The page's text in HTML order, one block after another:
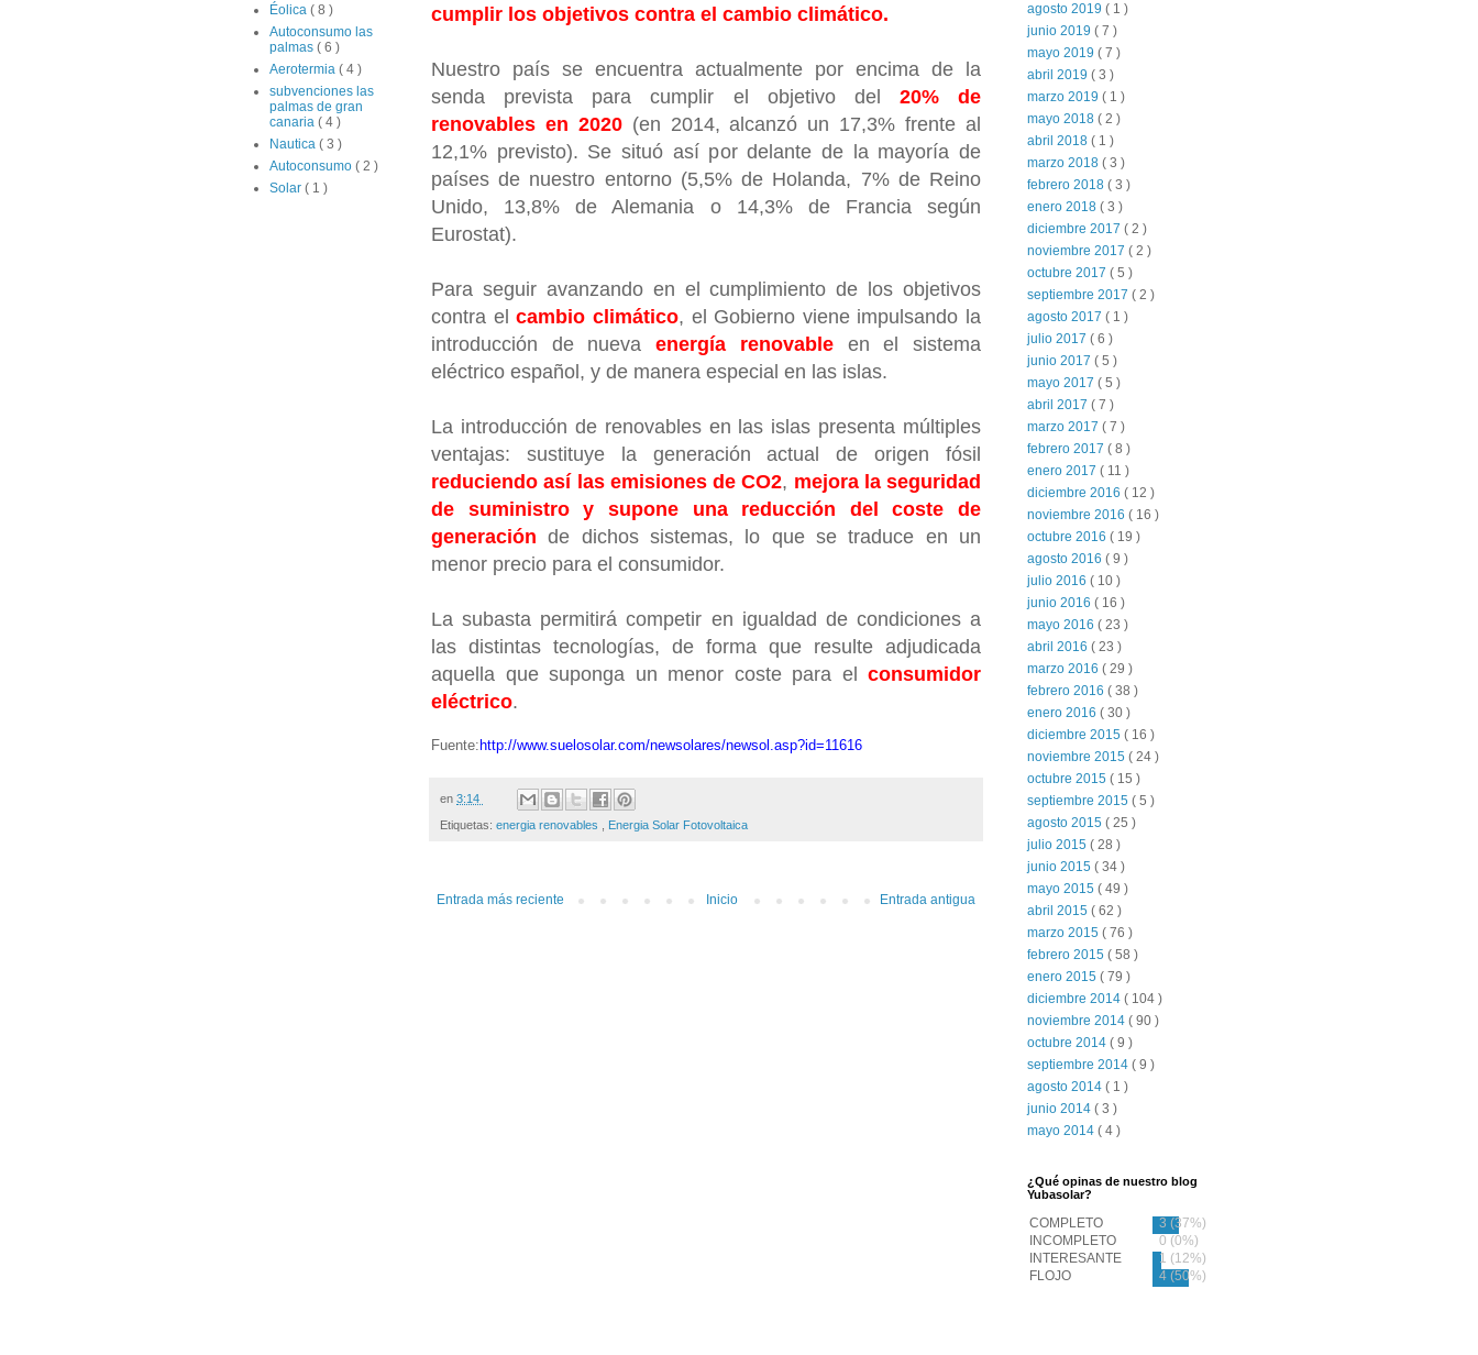
cumplir los objetivos contra el cambio climático.
Nuestro país se encuentra actualmente por encima de la
senda prevista para cumplir el objetivo del 20% de
renovables en 2020 (en 2014, alcanzó un 17,3% frente al
12,1% previsto). Se situó así por delante de la mayoría de
países de nuestro entorno (5,5% de Holanda, 7% de Reino
Unido, 13,8% de Alemania o 14,3% de Francia según
Eurostat).
Para seguir avanzando en el cumplimiento de los objetivos
contra elcambio climático, el Gobierno viene impulsando la
introducción de nuevaenergía renovableen el sistema
eléctrico español, y de manera especial en las islas.
La introducción de renovables en las islas presenta múltiples
ventajas: sustituye la generación actual de origen fósil
reduciendo así las emisiones de CO2, mejora la seguridad
de suministro y supone una reducción del coste de
generación de dichos sistemas, lo que se traduce en un
menor precio para el consumidor.
La subasta permitirá competir en igualdad de condiciones a
las distintas tecnologías, de forma que resulte adjudicada
aquella que suponga un menor coste para el consumidor
eléctrico.
Fuente: http://www.suelosolar.com/newsolares/newsol.asp?id=11616
en 3:14
Etiquetas: energia renovables , Energia Solar Fotovoltaica
Entrada más reciente Entrada antigua
Inicio
Éolica ( 8 )
Autoconsumo las
palmas ( 6 )
Aerotermia ( 4 )
subvenciones las
palmas de gran
canaria ( 4 )
Nautica ( 3 )
Autoconsumo ( 2 )
Solar ( 1 )
agosto 2019 ( 1 )
junio 2019 ( 7 )
mayo 2019 ( 7 )
abril 2019 ( 3 )
marzo 2019 ( 1 )
mayo 2018 ( 2 )
abril 2018 ( 1 )
marzo 2018 ( 3 )
febrero 2018 ( 3 )
enero 2018 ( 3 )
diciembre 2017 ( 2 )
noviembre 2017 ( 2 )
octubre 2017 ( 5 )
septiembre 2017 ( 2 )
agosto 2017 ( 1 )
julio 2017 ( 6 )
junio 2017 ( 5 )
mayo 2017 ( 5 )
abril 2017 ( 7 )
marzo 2017 ( 7 )
febrero 2017 ( 8 )
enero 2017 ( 11 )
diciembre 2016 ( 12 )
noviembre 2016 ( 16 )
octubre 2016 ( 19 )
agosto 2016 ( 9 )
julio 2016 ( 10 )
junio 2016 ( 16 )
mayo 2016 ( 23 )
abril 2016 ( 23 )
marzo 2016 ( 29 )
febrero 2016 ( 38 )
enero 2016 ( 30 )
diciembre 2015 ( 16 )
noviembre 2015 ( 24 )
octubre 2015 ( 15 )
septiembre 2015 ( 5 )
agosto 2015 ( 25 )
julio 2015 ( 28 )
junio 2015 ( 34 )
mayo 2015 ( 49 )
abril 2015 ( 62 )
marzo 2015 ( 76 )
febrero 2015 ( 58 )
enero 2015 ( 79 )
diciembre 2014 ( 104 )
noviembre 2014 ( 90 )
octubre 2014 ( 9 )
septiembre 2014 ( 9 )
agosto 2014 ( 1 )
junio 2014 ( 3 )
mayo 2014 ( 4 )
¿Qué opinas de nuestro blog
Yubasolar?